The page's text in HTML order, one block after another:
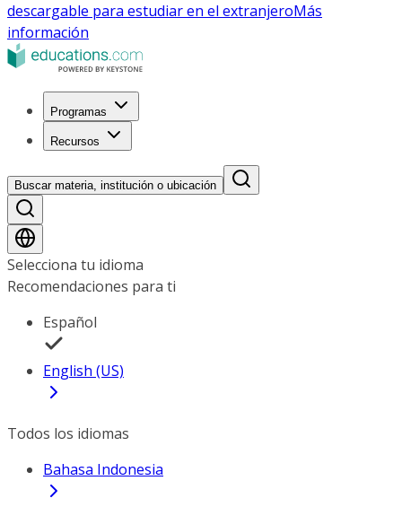
descargable para estudiar en el extranjeroMás
información
Programas
Recursos
Buscar materia, institución o ubicación
Selecciona tu idioma
Recomendaciones para ti
Español
English (US)
Todos los idiomas
Bahasa Indonesia